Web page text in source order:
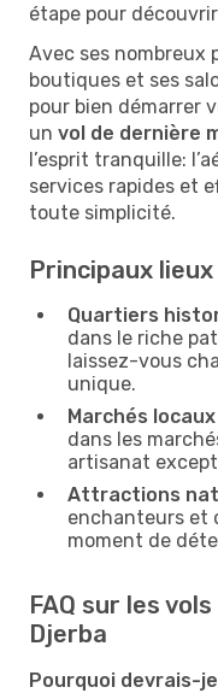
étape pour
Avec ses nombreux
boutiques et ses
pour bien démarrer
un vol de dernière
l’esprit tranquille:
services rapides et
toute simplicité.
Principaux
Quartiers
dans le riche
laissez-vous
unique.
Marchés
dans les
artisanat
Attractions
enchanteurs et
moment de
FAQ sur les
Djerba
Pourquoi devrais-